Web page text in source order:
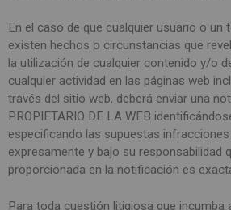
En el caso de que cualquier usuario o un
existen hechos o circunstancias que
la utilización de cualquier contenido y/o
cualquier actividad en las páginas web
través del sitio web, deberá enviar una
PROPIETARIO DE LA WEB
especificando las supuestas
expresamente y bajo su responsabilidad
proporcionada en la notificación es
Para toda cuestión litigiosa que incumba